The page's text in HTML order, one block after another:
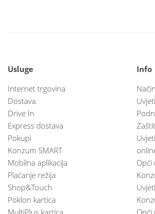
Usluge
Internet trgovina
Dostava
Drive In
Express dostava
Pokupi
Konzum SMART
Mobilna aplikacija
Plaćanje režija
Shop&Touch
Poklon kartica
MultiPlus kartica
Info
Opći
Opći